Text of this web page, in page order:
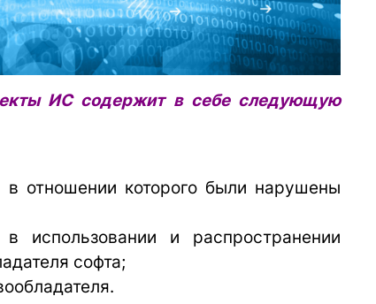
ИС содержит в себе следующую
в отношении которого были нарушены
использовании и распространении
софта;